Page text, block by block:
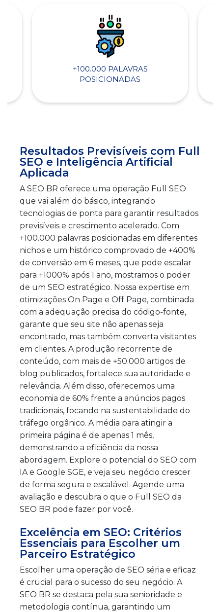
+100.000 PALAVRAS
POSICIONADAS
Resultados Previsíveis com Full
SEO e Inteligência Artificial
Aplicada
A SEO BR oferece uma operação Full SEO
que vai além do básico, integrando
tecnologias de ponta para garantir resultados
previsíveis e crescimento acelerado. Com
+100.000 palavras posicionadas em diferentes
nichos e um histórico comprovado de +400%
de conversão em 6 meses, que pode escalar
para +1000% após 1 ano, mostramos o poder
de um SEO estratégico. Nossa expertise em
otimizações On Page e Off Page, combinada
com a adequação precisa do código-fonte,
garante que seu site não apenas seja
encontrado, mas também converta visitantes
em clientes. A produção recorrente de
conteúdo, com mais de +50.000 artigos de
blog publicados, fortalece sua autoridade e
relevância. Além disso, oferecemos uma
economia de 60% frente a anúncios pagos
tradicionais, focando na sustentabilidade do
tráfego orgânico. A média para atingir a
primeira página é de apenas 1 mês,
demonstrando a eficiência da nossa
abordagem. Explore o potencial do SEO com
IA e Google SGE, e veja seu negócio crescer
de forma segura e escalável. Agende uma
avaliação e descubra o que o Full SEO da
SEO BR pode fazer por você.
Excelência em SEO: Critérios
Essenciais para Escolher um
Parceiro Estratégico
Escolher uma operação de SEO séria e eficaz
é crucial para o sucesso do seu negócio. A
SEO BR se destaca pela sua senioridade e
metodologia contínua, garantindo um